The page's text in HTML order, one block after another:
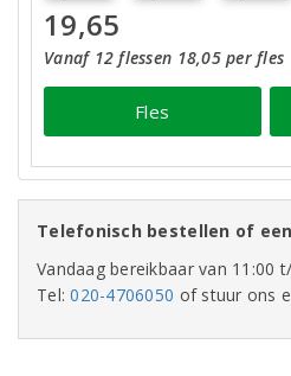
19,65
Vanaf 12 flessen 18,05 per fles
Fles
Telefonisch bestellen of
Vandaag bereikbaar van 11:00
Tel:020-4706050 of stuur ons